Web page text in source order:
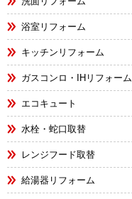
浴室リフォーム
キッチンリフォーム
ガスコンロ・IHリフォーム
エコキュート
水栓・蛇口取替
レンジフード取替
給湯器リフォーム